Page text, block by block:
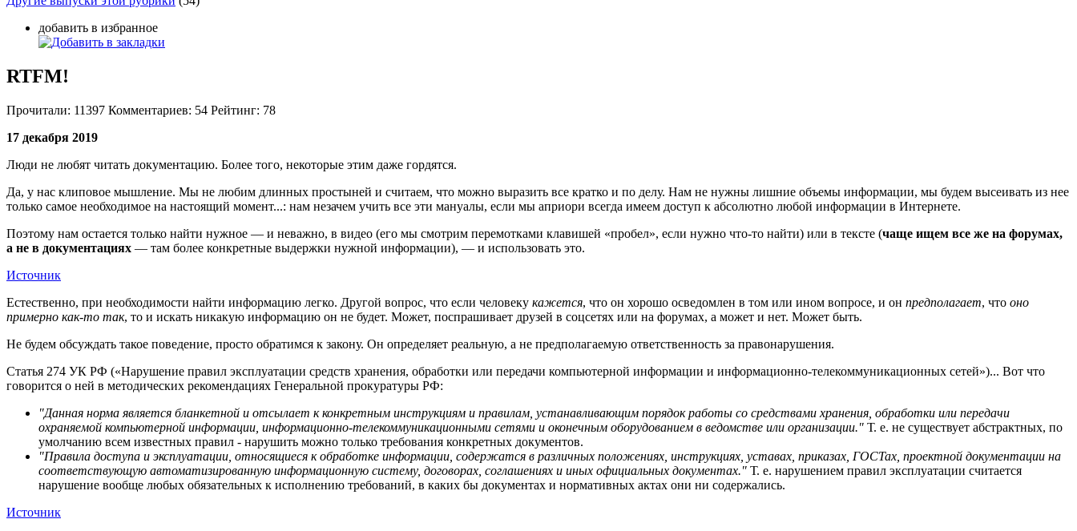
добавить в избранное
RTFM!
Прочитали: 11397 Комментариев: 54 Рейтинг: 78
17 декабря 2019
Люди не любят читать документацию. Более того, некоторые этим даже гордятся.
Да, у нас клиповое мышление. Мы не любим длинных простыней и считаем, что можно выразить все кратко и по делу. Нам не нужны лишние объемы информации, мы будем высеивать из нее
только самое необходимое на настоящий момент...: нам незачем учить все эти мануалы, если мы априори всегда имеем доступ к абсолютно любой информации в Интернете.
Поэтому нам остается только найти нужное — и неважно, в видео (его мы смотрим перемотками клавишей «пробел», если нужно что-то найти) или в тексте (чаще ищем все же на форумах,
а не в документациях — там более конкретные выдержки нужной информации), — и использовать это.
Источник
Естественно, при необходимости найти информацию легко. Другой вопрос, что если человеку кажется, что он хорошо осведомлен в том или ином вопросе, и он предполагает, что оно
примерно как-то так, то и искать никакую информацию он не будет. Может, поспрашивает друзей в соцсетях или на форумах, а может и нет. Может быть.
Не будем обсуждать такое поведение, просто обратимся к закону. Он определяет реальную, а не предполагаемую ответственность за правонарушения.
Статья 274 УК РФ («Нарушение правил эксплуатации средств хранения, обработки или передачи компьютерной информации и информационно-телекоммуникационных сетей»)... Вот что
говорится о ней в методических рекомендациях Генеральной прокуратуры РФ:
"Данная норма является бланкетной и отсылает к конкретным инструкциям и правилам, устанавливающим порядок работы со средствами хранения, обработки или передачи
охраняемой компьютерной информации, информационно-телекоммуникационными сетями и оконечным оборудованием в ведомстве или организации." Т. е. не существует абстрактных, по
умолчанию всем известных правил - нарушить можно только требования конкретных документов.
"Правила доступа и эксплуатации, относящиеся к обработке информации, содержатся в различных положениях, инструкциях, уставах, приказах, ГОСТах, проектной документации на
соответствующую автоматизированную информационную систему, договорах, соглашениях и иных официальных документах." Т. е. нарушением правил эксплуатации считается
нарушение вообще любых обязательных к исполнению требований, в каких бы документах и нормативных актах они ни содержались.
Источник